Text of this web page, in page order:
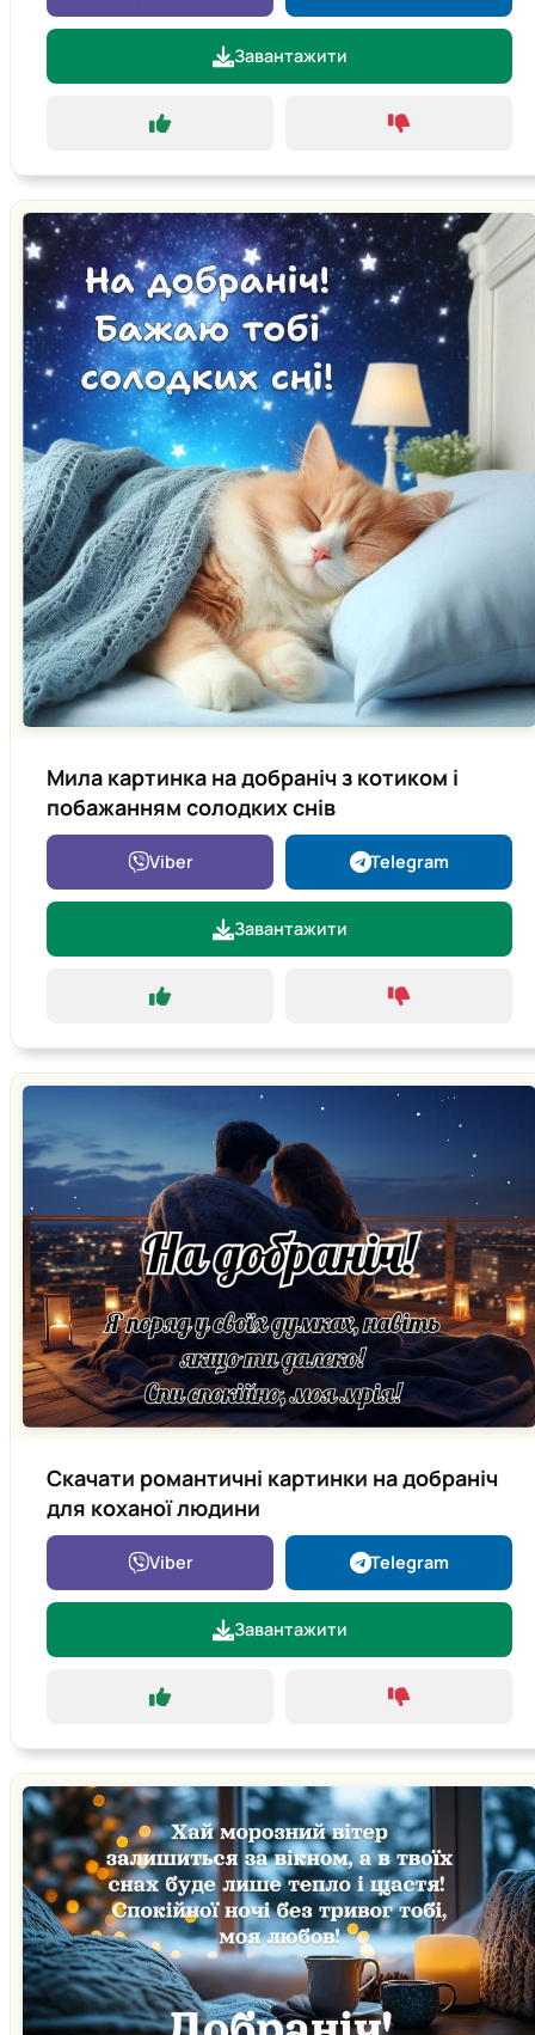
Завантажити
Мила картинка на добраніч з котиком і
побажанням солодких снів
Viber Telegram
Завантажити
Скачати романтичні картинки на добраніч
для коханої людини
Viber Telegram
Завантажити